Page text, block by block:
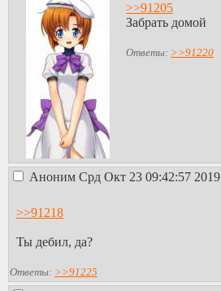
>>91205
Забрать домой
Ответы: >>91220
Аноним Срд Окт 23 09:42:57 2019
>>91218
Ты дебил, да?
Ответы: >>91225